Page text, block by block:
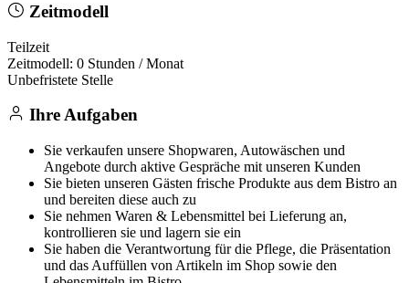
Zeitmodell
Teilzeit
Zeitmodell: 0 Stunden / Monat
Unbefristete Stelle
Ihre Aufgaben
Sie verkaufen unsere Shopwaren, Autowäschen und
Angebote durch aktive Gespräche mit unseren Kunden
Sie bieten unseren Gästen frische Produkte aus dem Bistro an
und bereiten diese auch zu
Sie nehmen Waren & Lebensmittel bei Lieferung an,
kontrollieren sie und lagern sie ein
Sie haben die Verantwortung für die Pflege, die Präsentation
und das Auffüllen von Artikeln im Shop sowie den